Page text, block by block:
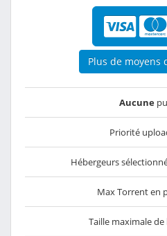
Plus de moyens
Aucune
Priorité
Hébergeurs
Max Torrent en
Taille maximale de